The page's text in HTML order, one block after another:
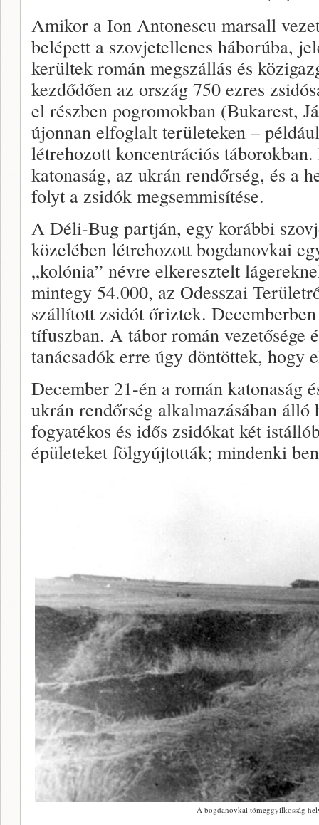
Amikor a Ion Antonescu marsall
belépett a szovjetellenes háborúba,
kerültek román megszállás és
kezdődően az ország 750 ezres
el részben pogromokban (Bukarest,
újonnan elfoglalt területeken –
létrehozott koncentrációs
katonaság, az ukrán rendőrség, és a
folyt a zsidók megsemmisítése.
A Déli-Bug partján, egy korábbi
közelében létrehozott bogdanovkai
„kolónia” névre elkeresztelt
mintegy 54.000, az Odesszai
szállított zsidót őriztek.
tífuszban. A tábor román vezetősége
tanácsadók erre úgy döntöttek, hogy
December 21-én a román katonaság
ukrán rendőrség alkalmazásában álló
fogyatékos és idős zsidókat két
épületeket fölgyújtották; mindenki
A bogdanovkai tömeggyilkosság